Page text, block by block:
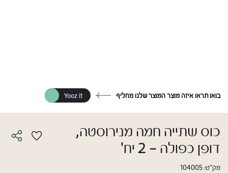
בואו תראו איזה מוצר המוצר שלנו מחליף Yooz it
כוס שתייה חמה מנירוסטה,
דופן כפולה - 2 יח'
מק"ט: 104005